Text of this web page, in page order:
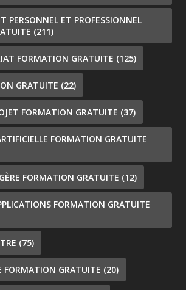
PERSONNEL ET PROFESSIONNEL
(211)
FORMATION GRATUITE (125)
GRATUITE (22)
FORMATION GRATUITE (37)
FORMATION GRATUITE
FORMATION GRATUITE (12)
FORMATION GRATUITE
(75)
FORMATION GRATUITE (20)